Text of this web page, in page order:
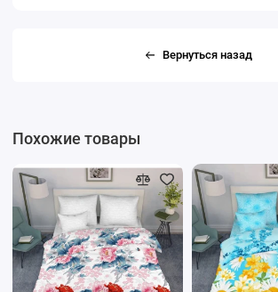
Вернуться назад
Похожие товары